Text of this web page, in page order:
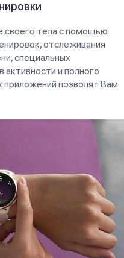
своего тела с помощью
отслеживания
специальных
активности и полного
приложений позволят Вам